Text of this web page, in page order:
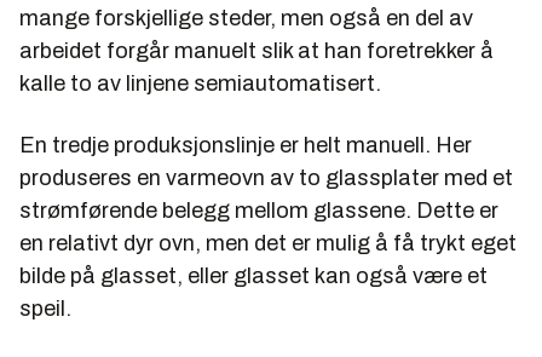
mange forskjellige steder, men også en del av
arbeidet forgår manuelt slik at han foretrekker å
kalle to av linjene semiautomatisert.
En tredje produksjonslinje er helt manuell. Her
produseres en varmeovn av to glassplater med et
strømførende belegg mellom glassene. Dette er
en relativt dyr ovn, men det er mulig å få trykt eget
bilde på glasset, eller glasset kan også være et
speil.